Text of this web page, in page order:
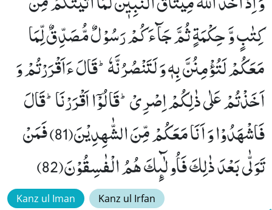
كِتٰبٍ وَّ حِكْمَةٍ ثُمَّ جَآءَكُمْ رَسُوْلٌ مُّصَدِّقٌ لِّمَا
مَعَكُمْ لَتُؤْمِنُنَّ بِهٖ وَ لَتَنْصُرُنَّهٗؕ-قَالَ ءَاَقْرَرْتُمْ وَ
اَخَذْتُمْ عَلٰى ذٰلِكُمْ اِصْرِیْؕ-قَالُوْۤا اَقْرَرْنَاؕ-قَالَ
فَاشْهَدُوْا وَ اَنَا مَعَكُمْ مِّنَ الشّٰهِدِیْنَ(81) فَمَنْ
تَوَلّٰى بَعْدَ ذٰلِكَ فَاُولٰٓىٕكَ هُمُ الْفٰسِقُوْنَ(82)
Kanz ul Iman Kanz ul Irfan